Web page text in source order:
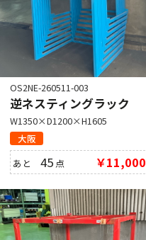
OS2NE-260511-003
逆ネスティングラック
W1350×D1200×H1605
大阪
あと45 点 ￥11,000